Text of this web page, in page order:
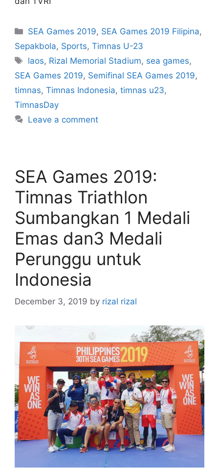
SEA Games 2019, SEA Games 2019 Filipina,
Sepakbola, Sports, Timnas U-23
laos, Rizal Memorial Stadium, sea games,
SEA Games 2019, Semifinal SEA Games 2019,
timnas, Timnas Indonesia, timnas u23,
TimnasDay
Leave a comment
SEA Games 2019:
Timnas Triathlon
Sumbangkan 1 Medali
Emas dan3 Medali
Perunggu untuk
Indonesia
December 3, 2019 by rizal rizal